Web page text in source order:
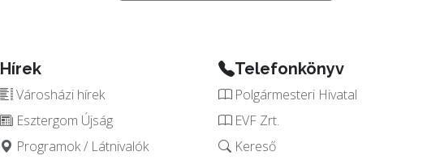
Hírek
Városházi hírek
Esztergom Újság
Programok / Látnivalók
Telefonkönyv
Polgármesteri Hivatal
EVF Zrt.
Kereső